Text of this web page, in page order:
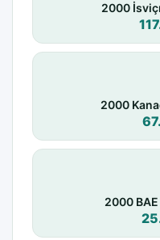
2000
2000
2000